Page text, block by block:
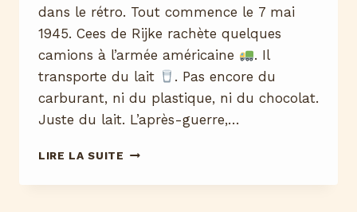
dans le rétro. Tout commence le 7 mai
1945. Cees de Rijke rachète quelques
camions à l’armée américaine
. Il
transporte du lait
. Pas encore du
carburant, ni du plastique, ni du chocolat.
Juste du lait. L’après-guerre,…
LIRE LA SUITE 80
DÉJÀ